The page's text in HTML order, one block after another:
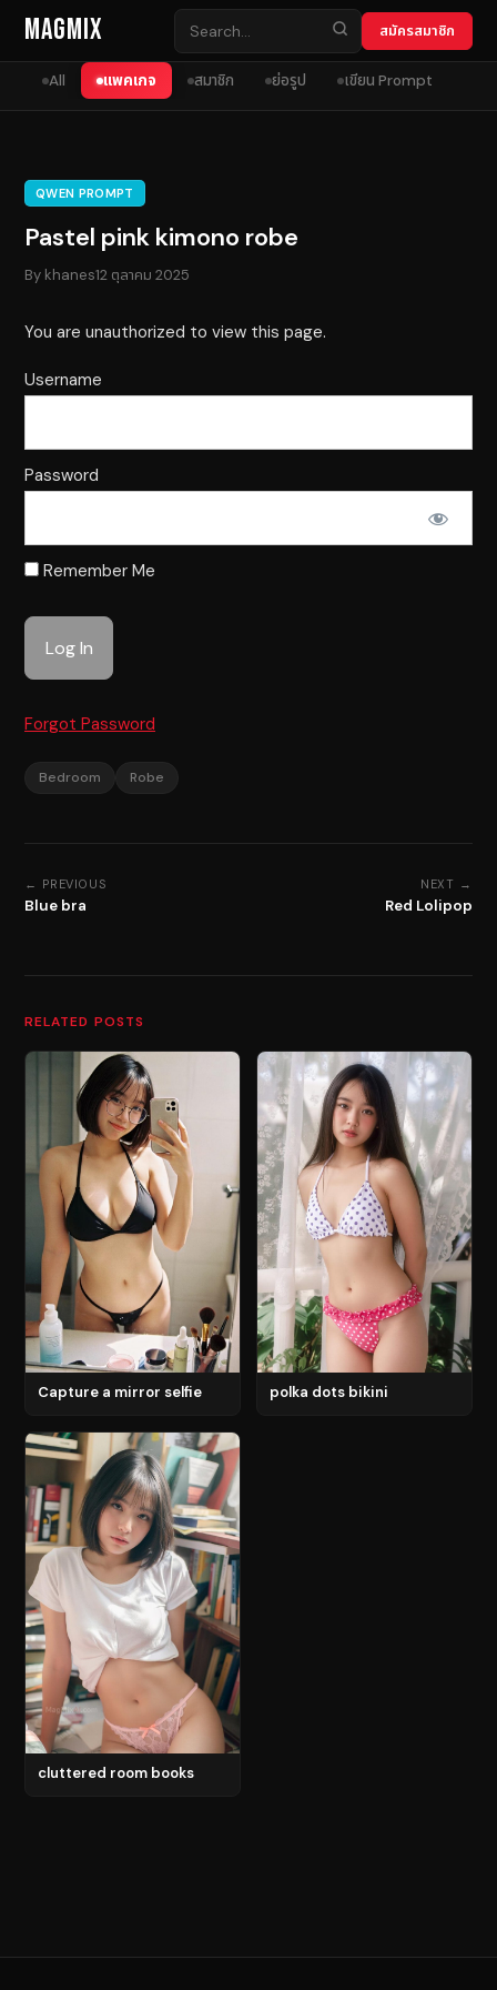
Skip to content
MagMix สมัครสมาชิก
All แพคเกจ สมาชิก ย่อรูป เขียน Prompt
QWEN PROMPT
Pastel pink kimono robe
By khanes12 ตุลาคม 2025
You are unauthorized to view this page.
Username
Password
Remember Me
Forgot Password
Bedroom Robe
← PREVIOUS
Blue bra
NEXT →
Red Lolipop
RELATED POSTS
Capture a mirror selfie polka dots bikini
cluttered room books